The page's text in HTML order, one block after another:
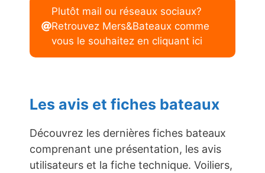
Plutôt mail ou réseaux sociaux?
Retrouvez Mers&Bateaux comme
vous le souhaitez en cliquant ici
Les avis et fiches bateaux
Découvrez les dernières fiches bateaux
comprenant une présentation, les avis
utilisateurs et la fiche technique. Voiliers,